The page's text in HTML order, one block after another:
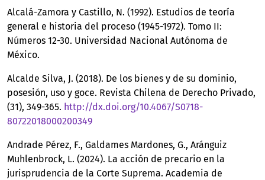
Alcalá-Zamora y Castillo, N. (1992). Estudios de teoría
general e historia del proceso (1945-1972). Tomo II:
Números 12-30. Universidad Nacional Autónoma de
México.
Alcalde Silva, J. (2018). De los bienes y de su dominio,
posesión, uso y goce. Revista Chilena de Derecho Privado,
(31), 349-365. http://dx.doi.org/10.4067/S0718-
80722018000200349
Andrade Pérez, F., Galdames Mardones, G., Aránguiz
Muhlenbrock, L. (2024). La acción de precario en la
jurisprudencia de la Corte Suprema. Academia de